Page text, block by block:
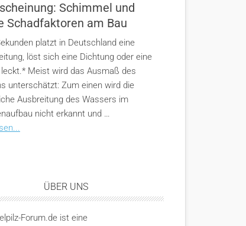
Schimmel und
Schadfaktoren am Bau
platzt in Deutschland eine
löst sich eine Dichtung oder eine
Meist wird das Ausmaß des
unterschätzt: Zum einen wird die
Ausbreitung des Wassers im
nicht erkannt und …
ÜBER UNS
Forum.de ist eine